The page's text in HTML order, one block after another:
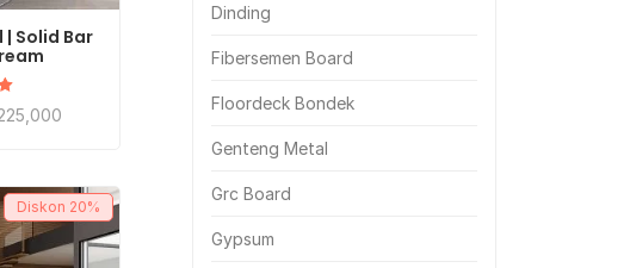
Solid Bar
Diskon 20%
Dinding
Fibersemen Board
Floordeck Bondek
Genteng Metal
Grc Board
Gypsum